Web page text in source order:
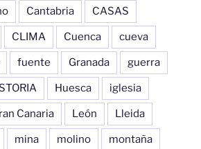
Cantabria CASAS
CLIMA Cuenca cueva
fuente Granada guerra
Huesca iglesia
Canaria León Lleida
mina molino montaña